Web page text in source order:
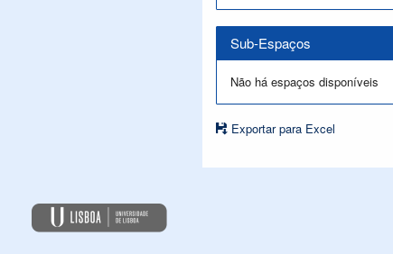
Sub-Espaços
Não há espaços disponíveis
Exportar para Excel